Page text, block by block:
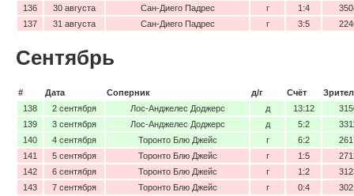
136
30 августа Сан-Диего Падрес г 1:4
137
31 августа Сан-Диего Падрес г 3:5
Сентябрь
# Дата Соперник д/г Счёт
138
2 сентября Лос-Анджелес Доджерс д 13:12
139
3 сентября Лос-Анджелес Доджерс д 5:2
140
4 сентября Торонто Блю Джейс г 6:2
141
5 сентября Торонто Блю Джейс г 1:5
142
6 сентября Торонто Блю Джейс г 1:2
143
7 сентября Торонто Блю Джейс г 0:4